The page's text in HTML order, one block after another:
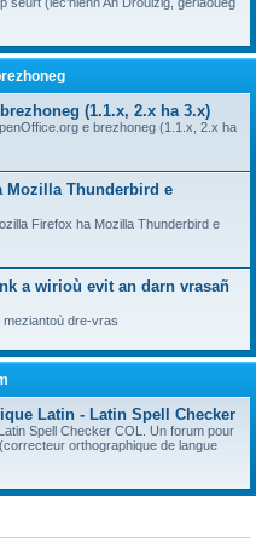
(1.1.x, 2.x ha 3.x)
e brezhoneg (1.1.x, 2.x ha
Mozilla Thunderbird e
Firefox ha Mozilla Thunderbird e
a wirioù evit an darn vrasañ
dre-vras
Latin - Latin Spell Checker
Spell Checker COL. Un forum pour
orthographique de langue